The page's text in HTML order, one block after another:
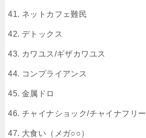
ネットカフェ難民
デトックス
カワユス/ギザカワユス
コンプライアンス
金属ドロ
チャイナショック/チャイナフリー
大食い（メガ○○）